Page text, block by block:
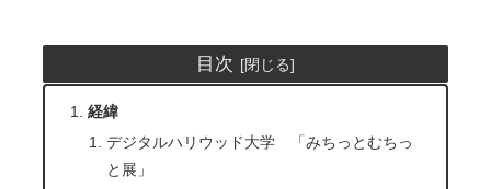
目次
経緯
デジタルハリウッド大学 「みちっとむちっ
と展」